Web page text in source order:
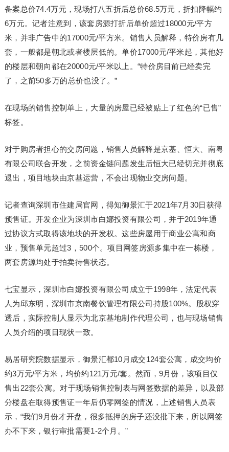
备案总价74.4万元，现场打八五折后总价68.5万元，折扣降幅约
6万元。记者注意到，该套房源打折后单价超过18000元/平方
米，并非广告中的17000元/平方米。销售人员解释，特价房有几
套，一般都是朝北或者楼层低的。单价17000元/平米起，其他好
的楼层和朝向都在20000元/平米以上。“特价房目前已经卖完
了，之前50多万的总价也没了。”
在现场的销售控制单上，大量的房屋已经被贴上了红色的“已售”
标签。
对于购房者担心的交房问题，销售人员解释是京基、恒大、南粤
有限公司联合开发，之前资金链问题发生后恒大已经切完并彻底
退出，项目地块由京基运营，不会出现物业交房问题。
记者查询深圳市住建局官网，得知御景汇于2021年7月30日获得
预售证。开发企业为深圳市白娜投资有限公司，并于2019年通
过协议方式取得该地块的开发权。这些房屋用于商业公寓和商
业，预售单元超过3，500个。项目网签房源多集中在一栋楼，
两套房源均处于拍卖待售状态。
七宝显示，深圳市白娜投资有限公司成立于1998年，法定代表
人为邱东明，深圳市京南餐饮管理有限公司持股100%。股权穿
透后，实际控制人显示为北京基地制作代理公司，也与现场销售
人员介绍的项目现状一致。
易居研究院数据显示，御景汇都10月成交124套公寓，成交均价
约3万元/平方米，均价约121万元/套。然而，9月份，该项目仅
售出22套公寓。对于现场销售控制表与网签数据的差异，以及部
分楼盘在取得预售证一年后仍零网签的情况，上述销售人员表
示，“我们9月份才开盘，很多抵押的房子还没批下来，所以网签
办不下来，银行审批需要1-2个月。”